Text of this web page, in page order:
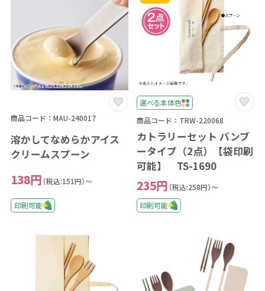
商品コード：MAU-240017
溶かしてなめらかアイス
クリームスプーン
138円 （税込:151円）～
印刷可能
選べる本体色
商品コード：TRW-220068
カトラリーセット バンブ
ータイプ（2点）【袋印刷
可能】 TS-1690
235円 （税込:258円）～
印刷可能